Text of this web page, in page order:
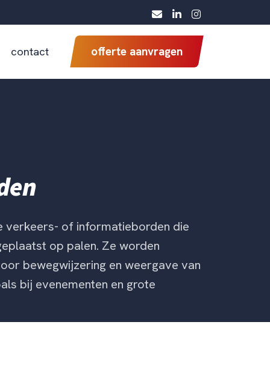
contact offerte aanvragen
verkeers- of informatieborden die
op palen. Ze worden
bewegwijzering en weergave van
bij evenementen en grote